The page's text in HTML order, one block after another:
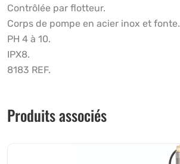
Contrôlée par flotteur.
Corps de pompe en acier inox et fonte.
PH 4 à 10.
IPX8.
8183 REF.
Produits associés